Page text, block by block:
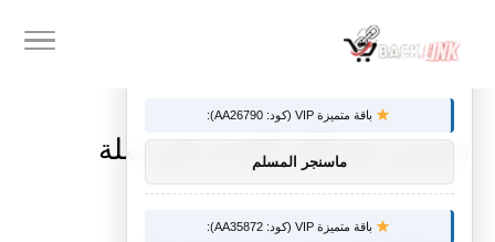
تحسين محركات البحث في سلة
توصيات :
باقة متميزة VIP (كود: AA26790):
ماسنجر المسلم
باقة متميزة VIP (كود: AA35872):